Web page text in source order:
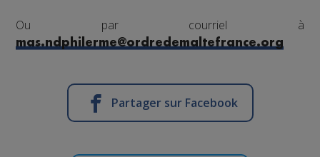
Ou par courriel à
mas.ndphilerme@ordredemaltefrance.org
Partager sur Facebook